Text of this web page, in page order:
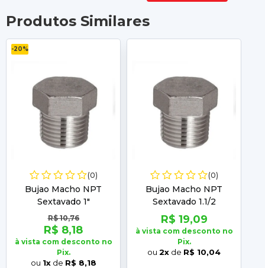
Produtos Similares
-20%
(0)
Bujao Macho NPT
Sextavado 1"
R$ 10,76
R$ 8,18
à vista com desconto no
Pix.
ou 1xde R$ 8,18
(0)
Bujao Macho NPT
Sextavado 1.1/2
R$ 19,09
à vista com desconto no
Pix.
ou 2x de R$ 10,04